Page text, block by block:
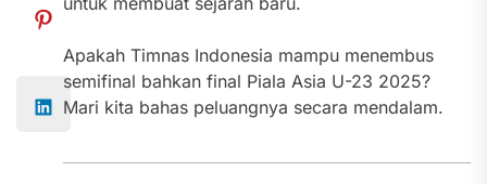
Apakah Timnas Indonesia mampu menembus
semifinal bahkan final Piala Asia U-23 2025?
Mari kita bahas peluangnya secara mendalam.